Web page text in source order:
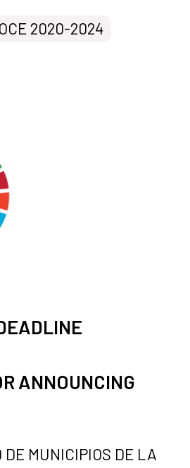
OCE 2020-2024
ANNOUNCING
DE MUNICIPIOS DE LA